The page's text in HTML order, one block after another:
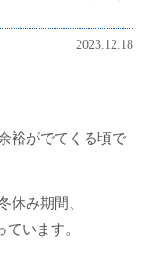
2023.12.18
裕がでてくる頃で
休み期間、
います。